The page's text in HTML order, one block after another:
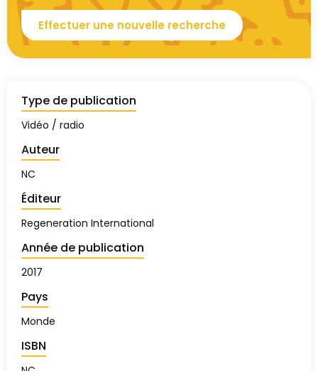
Effectuer une nouvelle recherche
Type de publication
Vidéo / radio
Auteur
NC
Éditeur
Regeneration International
Année de publication
2017
Pays
Monde
ISBN